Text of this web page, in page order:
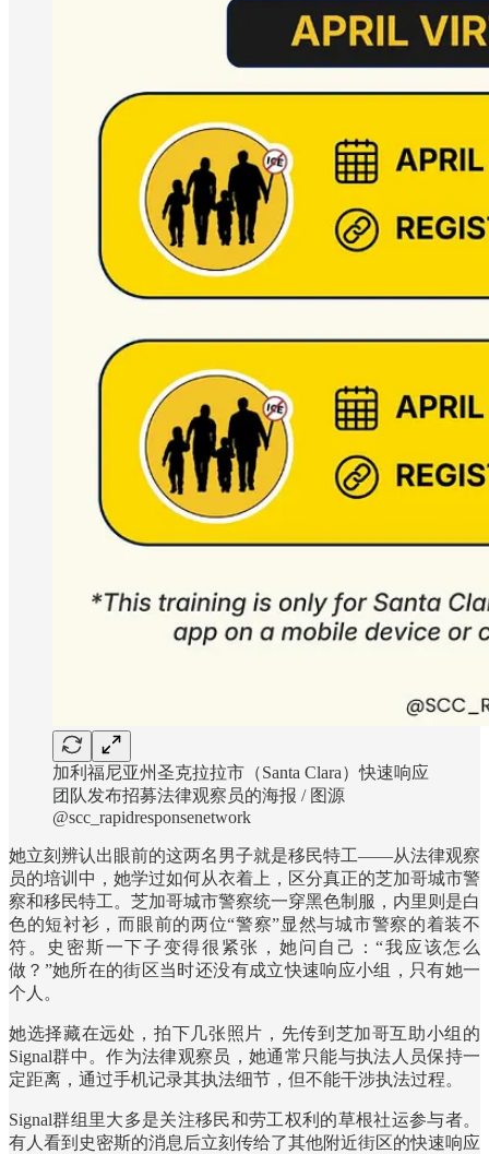
加利福尼亚州圣克拉拉市（Santa Clara）快速响应
团队发布招募法律观察员的海报 / 图源
@scc_rapidresponsenetwork
她立刻辨认出眼前的这两名男子就是移民特工——从法律观察
员的培训中，她学过如何从衣着上，区分真正的芝加哥城市警
察和移民特工。芝加哥城市警察统一穿黑色制服，内里则是白
色的短衬衫，而眼前的两位“警察”显然与城市警察的着装不
符。史密斯一下子变得很紧张，她问自己：“我应该怎么
做？”她所在的街区当时还没有成立快速响应小组，只有她一
个人。
她选择藏在远处，拍下几张照片，先传到芝加哥互助小组的
Signal群中。作为法律观察员，她通常只能与执法人员保持一
定距离，通过手机记录其执法细节，但不能干涉执法过程。
Signal群组里大多是关注移民和劳工权利的草根社运参与者。
有人看到史密斯的消息后立刻传给了其他附近街区的快速响应